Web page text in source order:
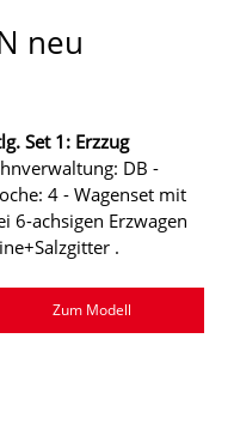
neu
Set 1: Erzzug
DB -
4 - Wagenset mit
6-achsigen Erzwagen
.
Zum Modell